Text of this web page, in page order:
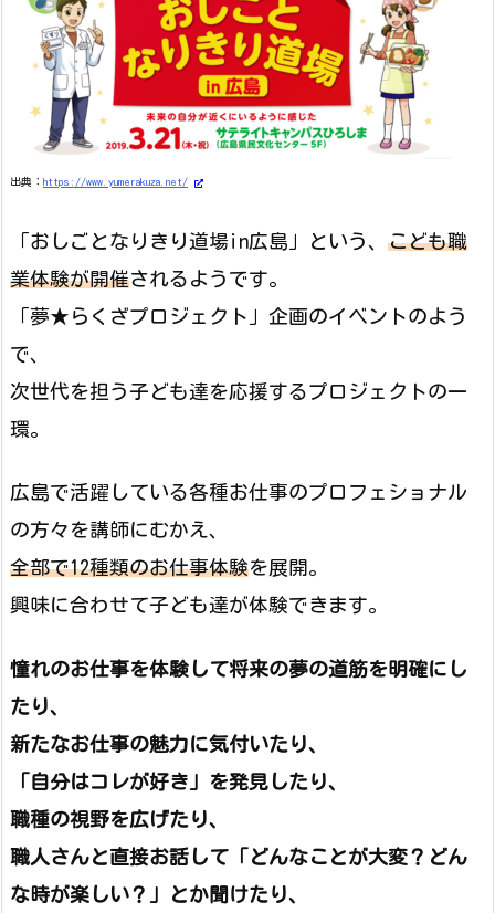
出典： https://www.yumerakuza.net/
「おしごとなりきり道場in広島」という、 こども職
業体験が開催されるようです。
「夢★らくざプロジェクト」企画のイベントのよう
で、
次世代を担う子ども達を応援するプロジェクトの一
環。
広島で活躍している各種お仕事のプロフェショナル
の方々を講師にむかえ、
全部で12種類のお仕事体験を展開。
興味に合わせて子ども達が体験できます。
憧れのお仕事を体験して将来の夢の道筋を明確にし
たり、
新たなお仕事の魅力に気付いたり、
「自分はコレが好き」を発見したり、
職種の視野を広げたり、
職人さんと直接お話して「どんなことが大変？どん
な時が楽しい？」とか聞けたり、